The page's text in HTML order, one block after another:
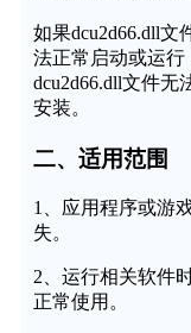
如果dcu2d66.dll
法正常启动或运
dcu2d66.dll文件
安装。
二、适用范围
1、应用程序或游
失。
2、运行相关软件
正常使用。